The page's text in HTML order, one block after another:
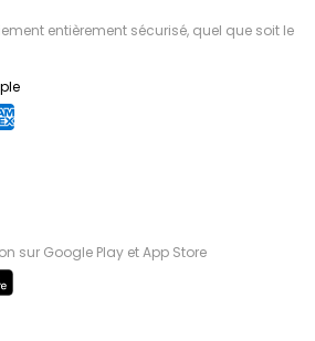
entièrement sécurisé, quel que soit le
sur Google Play et App Store